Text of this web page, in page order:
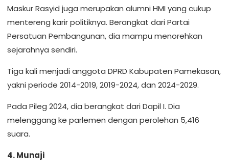
Maskur Rasyid juga merupakan alumni HMI yang cukup
mentereng karir politiknya. Berangkat dari Partai
Persatuan Pembangunan, dia mampu menorehkan
sejarahnya sendiri.
Tiga kali menjadi anggota DPRD Kabupaten Pamekasan,
yakni periode 2014-2019, 2019-2024, dan 2024-2029.
Pada Pileg 2024, dia berangkat dari Dapil I. Dia
melenggang ke parlemen dengan perolehan 5,416
suara.
4. Munaji